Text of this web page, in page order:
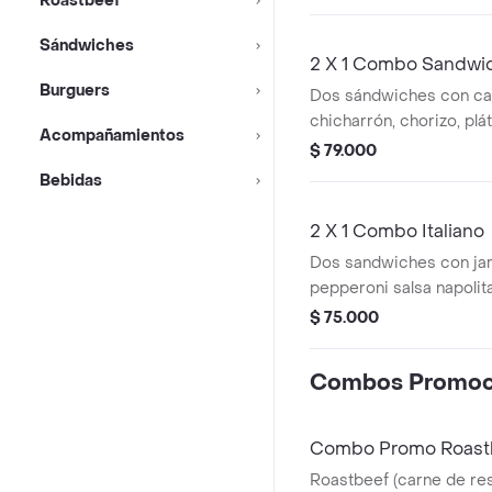
Sándwiches
Burguers
Acompañamientos
Bebidas
2 X 1 Combo
Dos sándwiches con
chicharrón, chorizo,
lechuga, tomate, queso
$ 79.000
2 X 1 Combo Italiano
Dos sandwiches con
pepperoni salsa
queso mozzarella, salsa
$ 75.000
Combos
Combo Promo
Roastbeef (carne de